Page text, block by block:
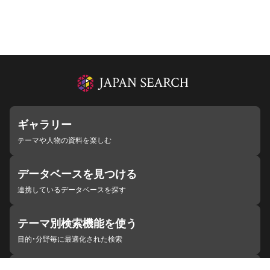
ギャラリー
テーマや人物の資料を楽しむ
データベースを見つける
連携しているデータベースを探す
テーマ別検索機能を使う
目的・分野毎に最適化された検索